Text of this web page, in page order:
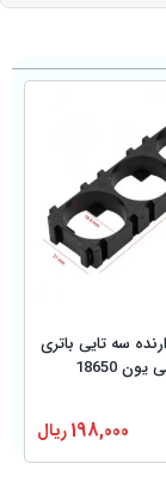
سه تایی باتری
18650
198,000ریال